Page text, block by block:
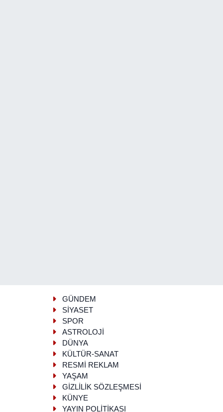
GÜNDEM
SİYASET
SPOR
ASTROLOJİ
DÜNYA
KÜLTÜR-SANAT
RESMİ REKLAM
YAŞAM
GİZLİLİK SÖZLEŞMESİ
KÜNYE
YAYIN POLİTİKASI